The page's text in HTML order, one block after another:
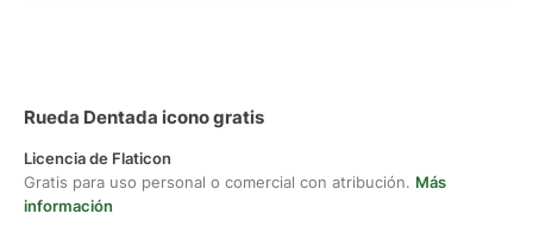
Rueda Dentada icono gratis
Licencia de Flaticon
Gratis para uso personal o comercial con atribución. Más
información